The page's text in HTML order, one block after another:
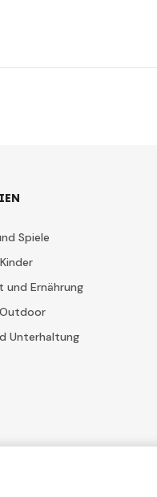
Spiele
und Ernährung
Unterhaltung